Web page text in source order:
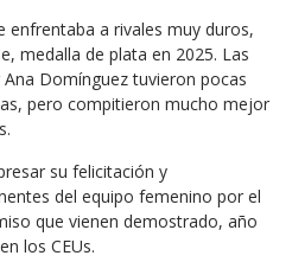
enfrentaba a rivales muy duros,
medalla de plata en 2025. Las
Domínguez tuvieron pocas
pero compitieron mucho mejor
su felicitación y
del equipo femenino por el
que vienen demostrado, año
los CEUs.